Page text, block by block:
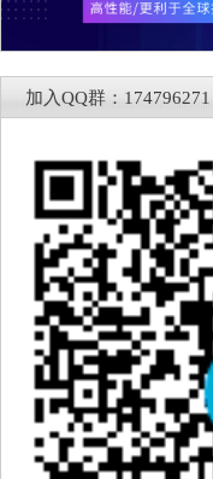
加入QQ群：174796271